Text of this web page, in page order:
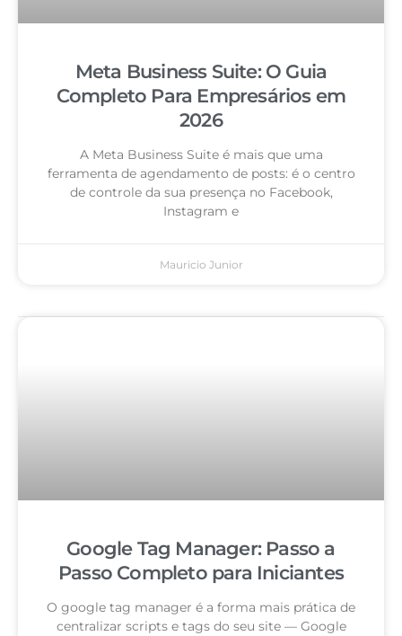
Meta Business Suite: O Guia
Completo Para Empresários em
2026
A Meta Business Suite é mais que uma
ferramenta de agendamento de posts: é o centro
de controle da sua presença no Facebook,
Instagram e
Mauricio Junior
Google Tag Manager: Passo a
Passo Completo para Iniciantes
O google tag manager é a forma mais prática de
centralizar scripts e tags do seu site — Google